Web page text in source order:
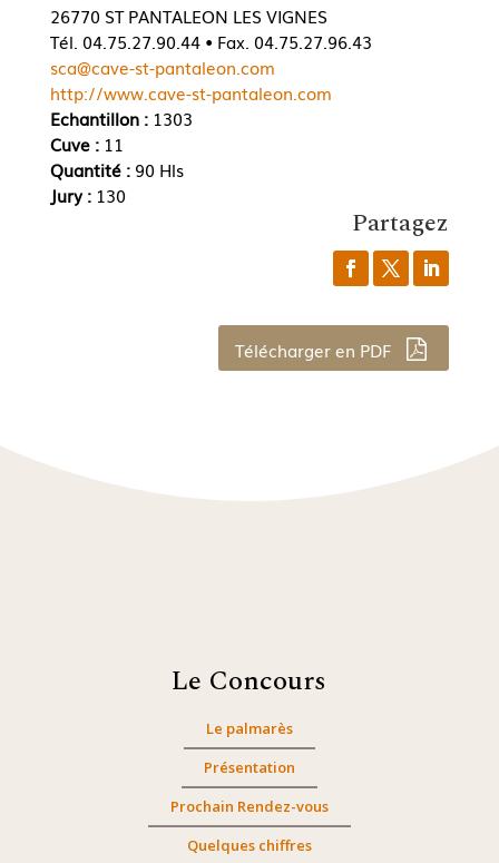
26770 ST PANTALEON LES VIGNES
Tél. 04.75.27.90.44 • Fax. 04.75.27.96.43
sca@cave-st-pantaleon.com
http://www.cave-st-pantaleon.com
Echantillon :1303
Cuve : 11
Quantité : 90 Hls
Jury : 130
Partagez
Télécharger en PDF
Le Concours
Le palmarès
Présentation
Prochain Rendez-vous
Quelques chiffres